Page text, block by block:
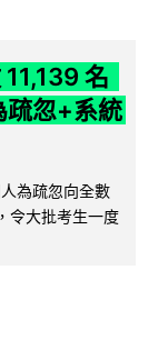
名
疏忽+系統
為疏忽向全數
令大批考生一度